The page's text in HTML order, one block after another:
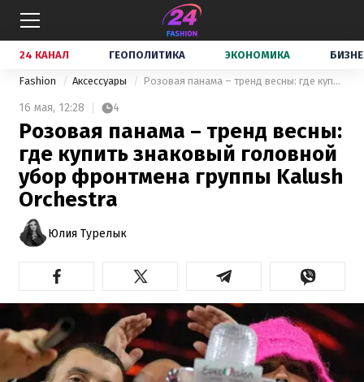
24 КАНАЛ ГЕОПОЛИТИКА ЭКОНОМИКА
Fashion Аксессуары Розовая панама – тренд весны: где купить знаковый головной убор фронтмена группы Kalush Orchestra
16 мая, 12:28 4
Розовая панама – тренд весны:
где купить знаковый головной
убор фронтмена группы Kalush
Orchestra
Юлия Турелык